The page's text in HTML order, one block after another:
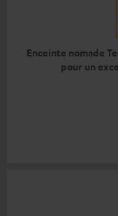
Enceinte nomade
pour un